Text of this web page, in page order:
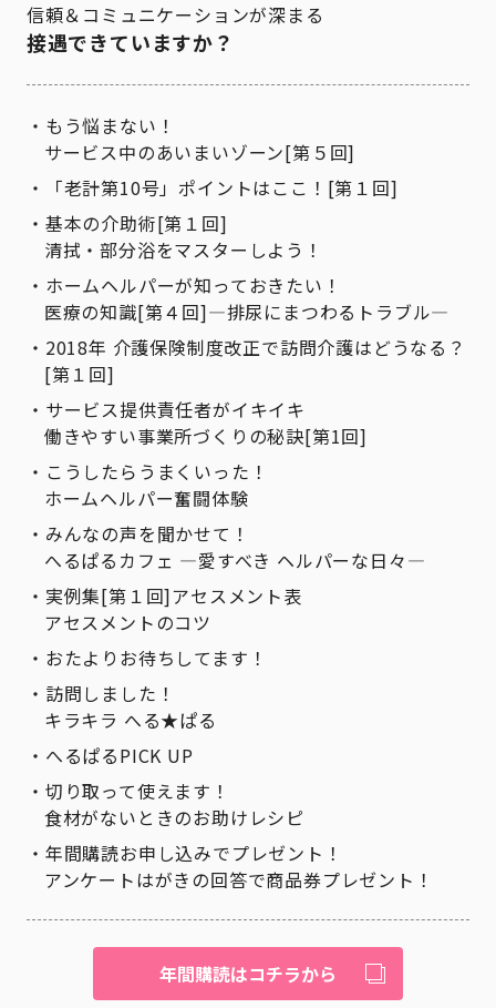
信頼＆コミュニケーションが深まる
接遇できていますか？
もう悩まない！
サービス中のあいまいゾーン[第５回]
「老計第10号」ポイントはここ！[第１回]
基本の介助術[第１回]
清拭・部分浴をマスターしよう！
ホームヘルパーが知っておきたい！
医療の知識[第４回]―排尿にまつわるトラブル―
2018年 介護保険制度改正で訪問介護はどうなる？
[第１回]
サービス提供責任者がイキイキ
働きやすい事業所づくりの秘訣[第1回]
こうしたらうまくいった！
ホームヘルパー奮闘体験
みんなの声を聞かせて！
へるぱるカフェ ―愛すべき ヘルパーな日々―
実例集[第１回]アセスメント表
アセスメントのコツ
おたよりお待ちしてます！
訪問しました！
キラキラ へる★ぱる
へるぱるPICK UP
切り取って使えます！
食材がないときのお助けレシピ
年間購読お申し込みでプレゼント！
アンケートはがきの回答で商品券プレゼント！
年間購読はコチラから